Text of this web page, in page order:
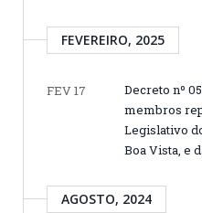
FEVEREIRO, 2025
FEV 17
Decreto nº
membros
Legislativo
Boa Vista, e
AGOSTO, 2024